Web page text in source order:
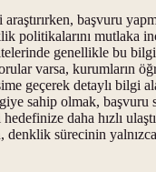
araştırırken, başvuru
politikalarını mutlaka
genellikle bu
varsa, kurumların
geçerek detaylı bilgi
sahip olmak, başvuru
daha hızlı
denklik sürecinin